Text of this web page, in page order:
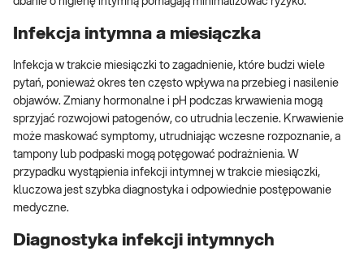
Infekcja intymna a miesiączka
Infekcja w trakcie miesiączki to zagadnienie, które budzi wiele
pytań, ponieważ okres ten często wpływa na przebieg i nasilenie
objawów. Zmiany hormonalne i pH podczas krwawienia mogą
sprzyjać rozwojowi patogenów, co utrudnia leczenie. Krwawienie
może maskować symptomy, utrudniając wczesne rozpoznanie, a
tampony lub podpaski mogą potęgować podrażnienia. W
przypadku wystąpienia infekcji intymnej w trakcie miesiączki,
kluczowa jest szybka diagnostyka i odpowiednie postępowanie
medyczne.
Diagnostyka infekcji intymnych